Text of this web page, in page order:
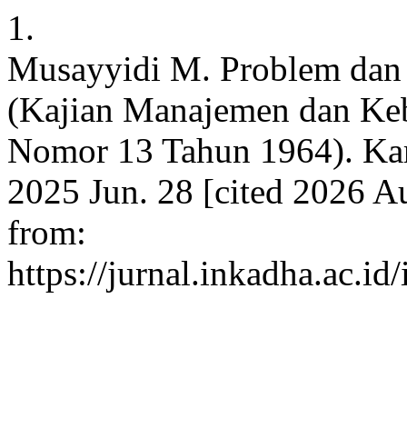
1.
Musayyidi M. Problem
(Kajian Manajemen dan
Nomor 13 Tahun 1964).
2025 Jun. 28 [cited 2026
from:
https://